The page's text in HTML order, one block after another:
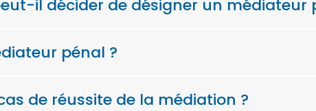
il décider de désigner un médiateur
pénal ?
de réussite de la médiation ?